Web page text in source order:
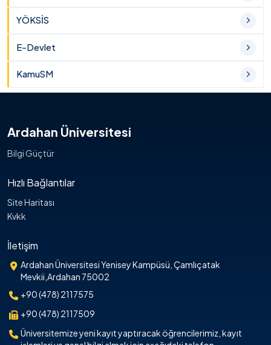
YÖKSİS
E-Devlet
KamuSM
Ardahan Üniversitesi
Bilgi Güçtür
Hızlı Bağlantılar
Site Haritası
Kvkk
İletişim
Ardahan Üniversitesi Yenisey Kampüsü, Çamlıçatak
Mevkii,Ardahan 75002
+90 (478) 2117575
+90 (478) 2117509
Üniversitemize yeni kayıt yaptıracak öğrencilerimiz, kayıt